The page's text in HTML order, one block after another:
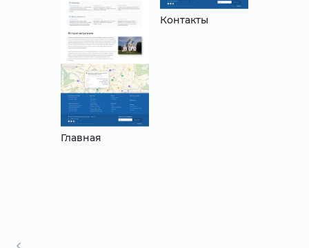
Главная
Контакты